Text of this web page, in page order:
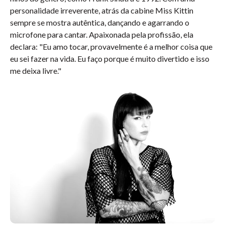
personalidade irreverente, atrás da cabine Miss Kittin
sempre se mostra autêntica, dançando e agarrando o
microfone para cantar. Apaixonada pela profissão, ela
declara: "Eu amo tocar, provavelmente é a melhor coisa que
eu sei fazer na vida. Eu faço porque é muito divertido e isso
me deixa livre."